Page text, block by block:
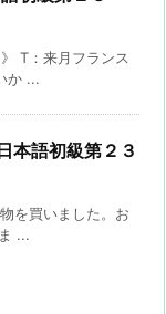
T：来月フランス
か ...
本語初級第２３
を買いました。お
...